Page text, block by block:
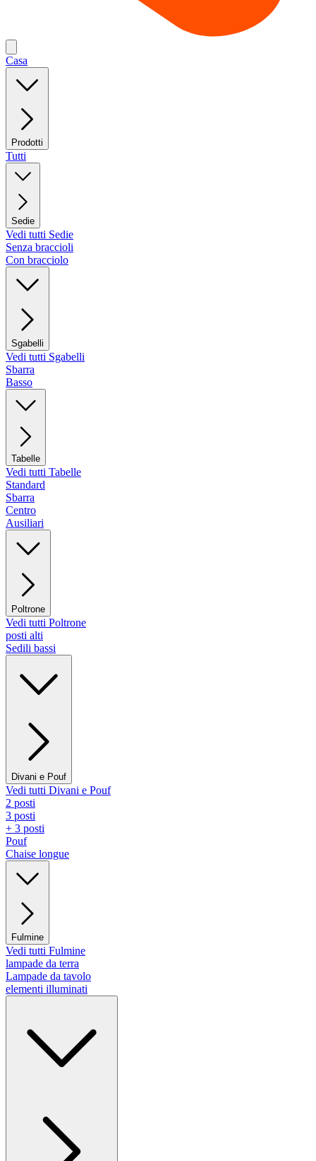
Casa
Prodotti
Tutti
Sedie
Vedi tutti Sedie
Senza braccioli
Con bracciolo
Sgabelli
Vedi tutti Sgabelli
Sbarra
Basso
Tabelle
Vedi tutti Tabelle
Standard
Sbarra
Centro
Ausiliari
Poltrone
Vedi tutti Poltrone
posti alti
Sedili bassi
Divani e Pouf
Vedi tutti Divani e Pouf
2 posti
3 posti
+ 3 posti
Pouf
Chaise longue
Fulmine
Vedi tutti Fulmine
lampade da terra
Lampade da tavolo
elementi illuminati